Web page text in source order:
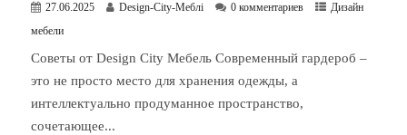
27.06.2025 Design-City-Меблі 0 комментариев
Дизайн
мебели
Советы от Design City Мебель Современный гардероб –
это не просто место для хранения одежды, а
интеллектуально продуманное пространство,
сочетающее...